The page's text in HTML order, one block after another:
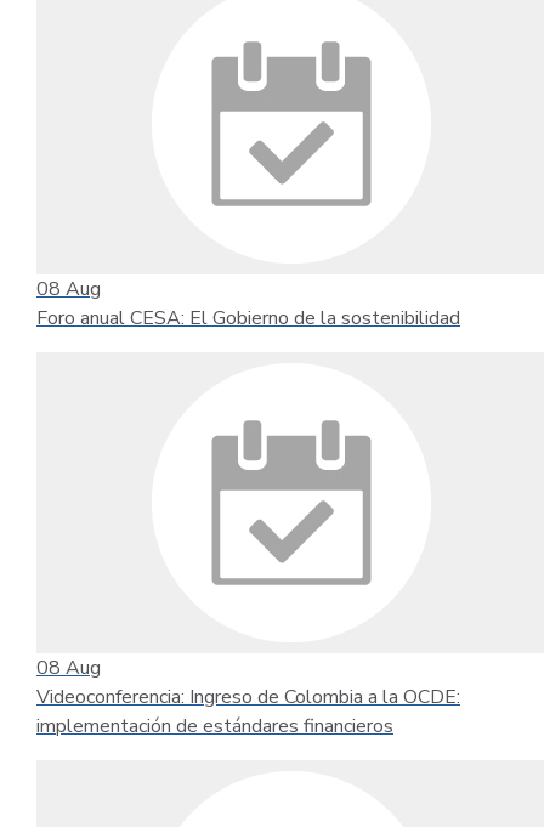
08 Aug
Foro anual CESA: El Gobierno de la sostenibilidad
08 Aug
Videoconferencia: Ingreso de Colombia a la OCDE:
implementación de estándares financieros